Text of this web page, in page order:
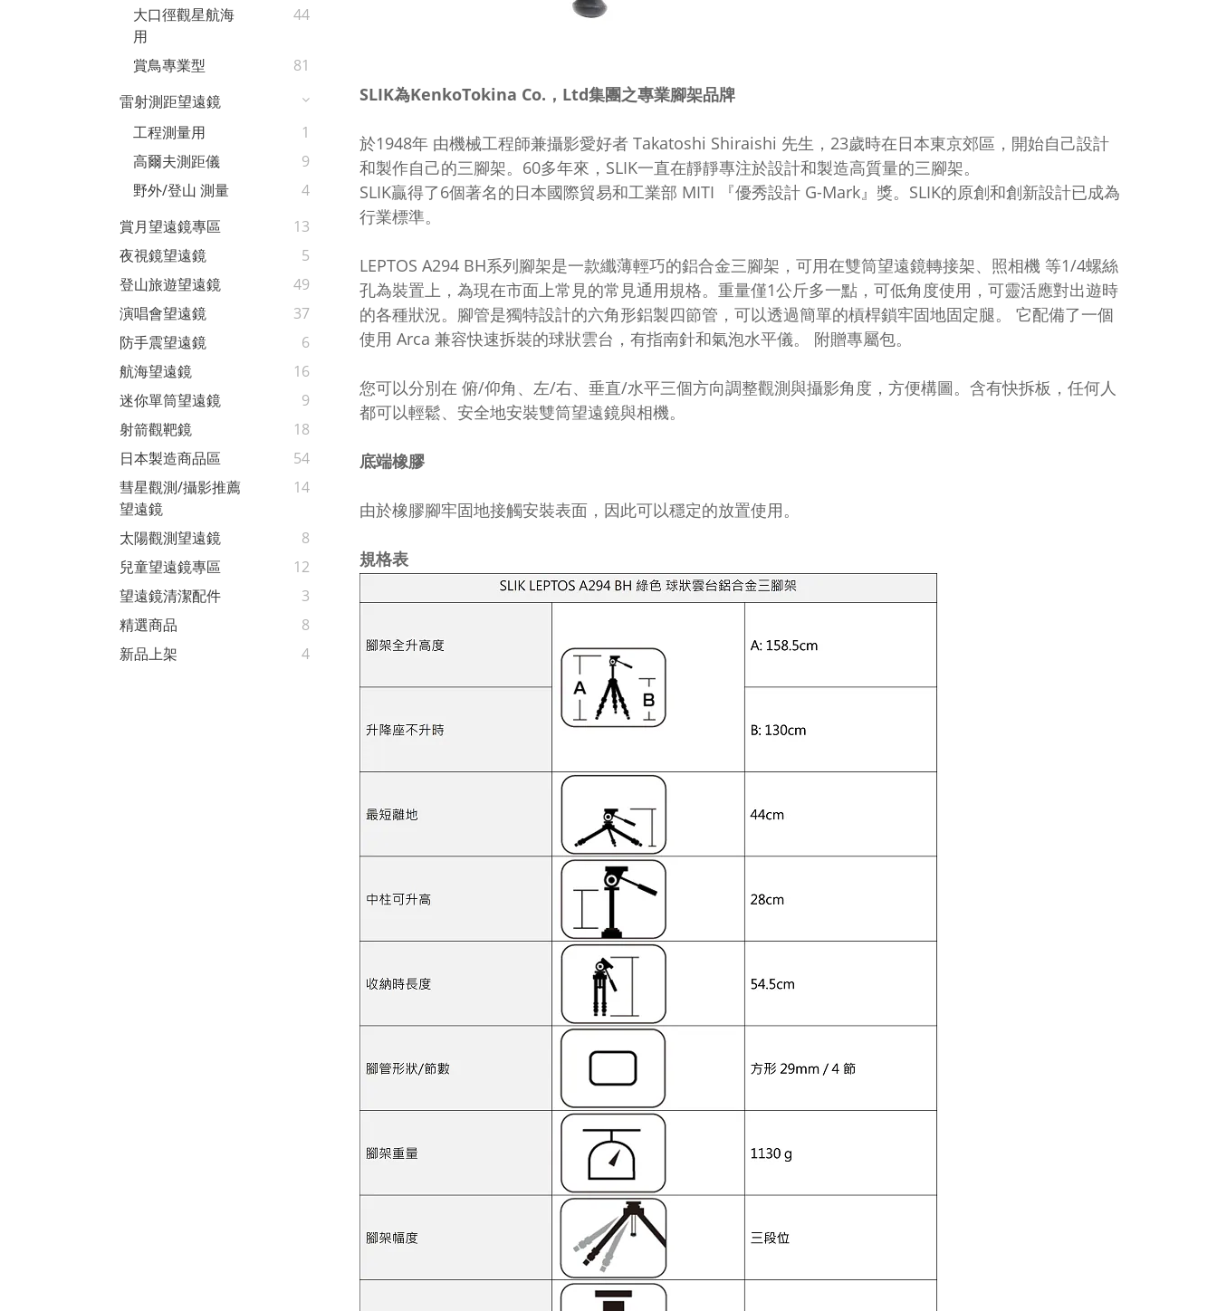
大口徑觀星航海
用
44
賞鳥專業型
81
雷射測距望遠鏡
工程測量用
1
高爾夫測距儀
9
野外/登山 測量
4
賞月望遠鏡專區
13
夜視鏡望遠鏡
5
登山旅遊望遠鏡
49
演唱會望遠鏡
37
防手震望遠鏡
6
航海望遠鏡
16
迷你單筒望遠鏡
9
射箭觀靶鏡
18
日本製造商品區
54
彗星觀測/攝影推薦
望遠鏡
14
太陽觀測望遠鏡
8
兒童望遠鏡專區
12
望遠鏡清潔配件
3
精選商品
8
新品上架
4
SLIK為KenkoTokina Co.，Ltd集團之專業腳架品牌
於1948年 由機械工程師兼攝影愛好者 Takatoshi Shiraishi 先生，23歲時在日本東京郊區，開始自己設計
和製作自己的三腳架。60多年來，SLIK一直在靜靜專注於設計和製造高質量的三腳架。
SLIK贏得了6個著名的日本國際貿易和工業部 MITI 『優秀設計 G-Mark』獎。SLIK的原創和創新設計已成為
行業標準。
LEPTOS A294 BH系列腳架是一款纖薄輕巧的鋁合金三腳架，可用在雙筒望遠鏡轉接架、照相機 等1/4螺絲
孔為裝置上，為現在市面上常見的常見通用規格。重量僅1公斤多一點，可低角度使用，可靈活應對出遊時
的各種狀況。腳管是獨特設計的六角形鋁製四節管，可以透過簡單的槓桿鎖牢固地固定腿。 它配備了一個
使用 Arca 兼容快速拆裝的球狀雲台，有指南針和氣泡水平儀。 附贈專屬包。
您可以分別在 俯/仰角、左/右、垂直/水平三個方向調整觀測與攝影角度，方便構圖。含有快拆板，任何人
都可以輕鬆、安全地安裝雙筒望遠鏡與相機。
底端橡膠
由於橡膠腳牢固地接觸安裝表面，因此可以穩定的放置使用。
規格表